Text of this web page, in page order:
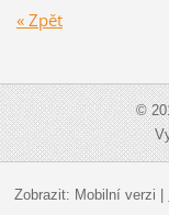
« Zpět
©
Zobrazit: Mobilní verzi